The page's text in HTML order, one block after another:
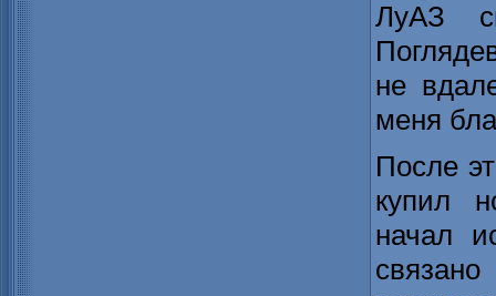
ЛуАЗ
не
меня
После
купил
начал